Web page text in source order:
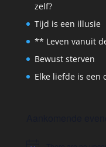
zelf?
Tijd is een illusie
** Leven vanuit
Bewust sterven
Elke liefde is een